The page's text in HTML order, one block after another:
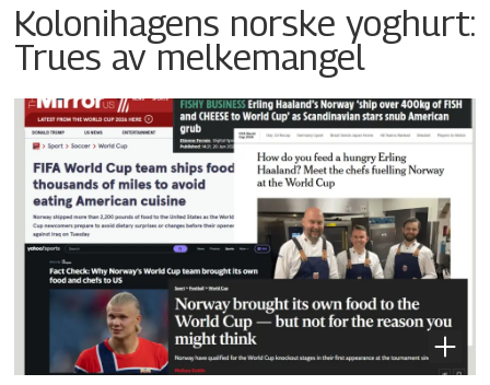
Kolonihagens norske yoghurt:
Trues av melkemangel